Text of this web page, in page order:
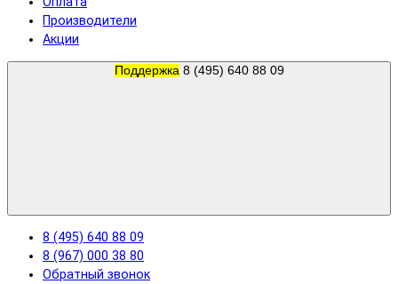
Производители
Акции
Поддержка 8 (495) 640 88 09
8 (495) 640 88 09
8 (967) 000 38 80
Обратный звонок